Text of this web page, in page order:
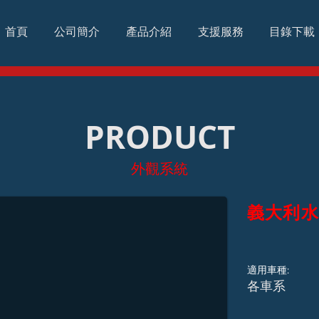
首頁 公司簡介 產品介紹 支援服務 目錄下載
PRODUCT
外觀系統
義大利
適用車種:
​各車系